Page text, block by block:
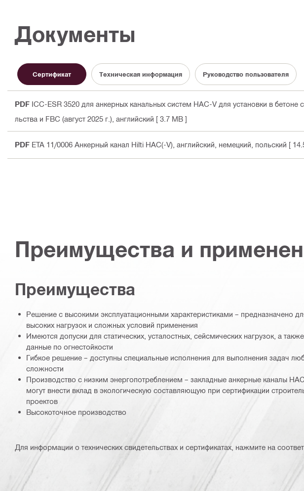
Документы
Сертификат Техническая информация Руководство пользователя
PDF ICC-ESR 3520 для анкерных канальных систем HAC-V для установки в
льства и FBC (август 2025 г.) , английский [ 3.7 MB ]
PDF ETA 11/0006 Анкерный канал Hilti HAC(-V) , английский, немецкий, польский [
Преимущества и
Преимущества
Решение с высокими эксплуатационными характеристиками – предназначено
высоких нагрузок и сложных условий применения
Имеются допуски для статических, усталостных, сейсмических нагрузок, а также
данные по огнестойкости
Гибкое решение – доступны специальные исполнения для выполнения задач
сложности
Производство с низким энергопотреблением – закладные анкерные каналы HAC
могут внести вклад в экологическую составляющую при сертификации
проектов
Высокоточное производство
Для информации о технических свидетельствах и сертификатах, нажмите на